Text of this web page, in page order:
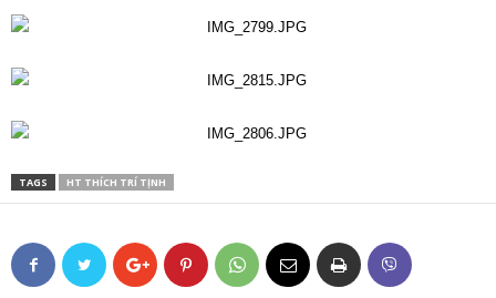
TAGS HT THÍCH TRÍ TỊNH